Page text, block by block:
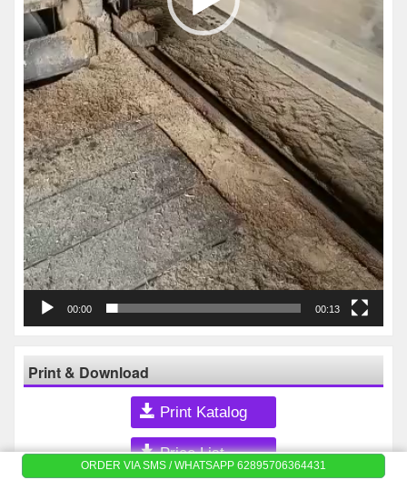
00:00 00:13
Print & Download
Print Katalog
Price List
ORDER VIA SMS / WHATSAPP 62895706364431